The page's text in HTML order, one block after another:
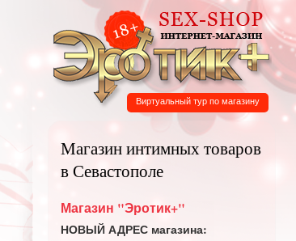
Виртуальный тур по магазину
Магазин интимных товаров
в Севастополе
Магазин "Эротик+"
НОВЫЙ АДРЕС магазина: